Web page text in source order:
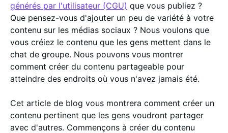
générés par l'utilisateur (CGU) que vous publiez ?
Que pensez-vous d'ajouter un peu de variété à votre
contenu sur les médias sociaux ? Nous voulons que
vous créiez le contenu que les gens mettent dans le
chat de groupe. Nous pouvons vous montrer
comment créer du contenu partageable pour
atteindre des endroits où vous n'avez jamais été.
Cet article de blog vous montrera comment créer un
contenu pertinent que les gens voudront partager
avec d'autres. Commençons à créer du contenu